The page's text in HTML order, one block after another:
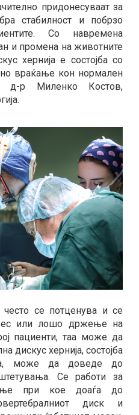
придонесуваат за
стабилност и побрзо
Со навремена
и промена на животните
хернија е состојба со
враќање кон нормален
д-р Миленко Костов,
се потценува и се
или лошо држење на
пациенти, таа може да
дискус хернија, состојба
може да доведе до
Се работи за
при кое доаѓа до
диск и